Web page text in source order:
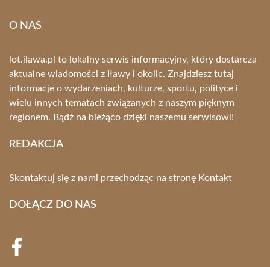
O NAS
lot.ilawa.pl to lokalny serwis informacyjny, który dostarcza
aktualne wiadomości z Iławy i okolic. Znajdziesz tutaj
informacje o wydarzeniach, kulturze, sportu, polityce i
wielu innych tematach związanych z naszym pięknym
regionem. Bądź na bieżąco dzięki naszemu serwisowi!
REDAKCJA
Skontaktuj się z nami przechodząc na stronę Kontakt
DOŁĄCZ DO NAS